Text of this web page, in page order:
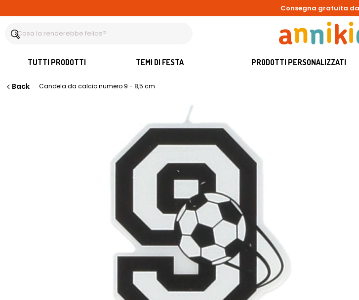
Consegna gratuita
TUTTI PRODOTTI TEMI DI FESTA PRODOTTI PERSONALIZZATI
Back Candela da calcio numero 9 - 8,5 cm